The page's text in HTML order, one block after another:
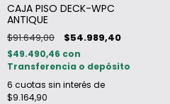
CAJA PISO DECK-WPC
ANTIQUE
$91.649,00 $54.989,40
$49.490,46 con
Transferencia o depósito
6 cuotas sin interés de
$9.164,90